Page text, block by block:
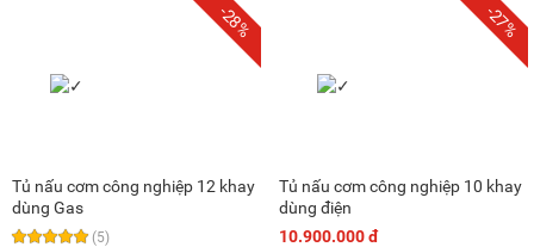
-28%
Tủ nấu cơm công nghiệp 12 khay
dùng Gas
(5)
-27%
Tủ nấu cơm công nghiệp 10 khay
dùng điện
10.900.000 đ